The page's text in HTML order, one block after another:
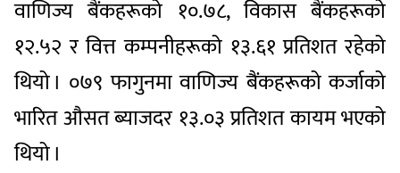
वाणिज्य बैंकहरूको १०.७८, विकास बैंकहरूको
१२.५२ र वित्त कम्पनीहरूको १३.६१ प्रतिशत रहेको
थियो । ०७९ फागुनमा वाणिज्य बैंकहरूको कर्जाको
भारित औसत ब्याजदर १३.०३ प्रतिशत कायम भएको
थियो ।